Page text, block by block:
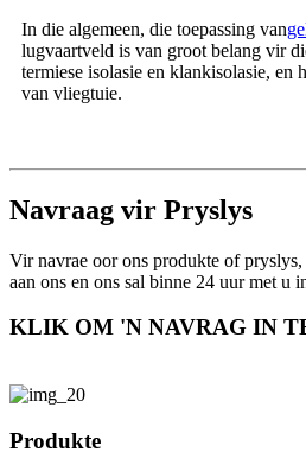
In die algemeen, die toepassing van
lugvaartveld is van groot belang vir
termiese isolasie en klankisolasie, en
van vliegtuie.
Navraag vir Pryslys
Vir navrae oor ons produkte of pryslys,
aan ons en ons sal binne 24 uur met u
KLIK OM 'N NAVRAG IN
Produkte